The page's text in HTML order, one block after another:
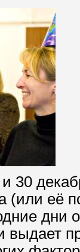
30
(или её
дни